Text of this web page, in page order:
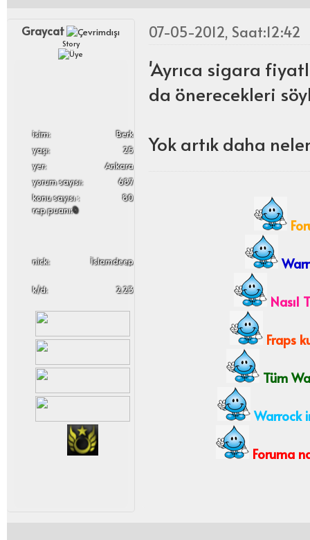
Graycat
Story
i̇sim:
Berk
yaşı:
25
yer:
Ankara
yorum sayısı:
687
konu sayısı :
80
rep puanı:0
nick: İslamdeep
k/d: 2.23
07-05-2012, Saat:12:42
'Ayrıca sigara
da önerecekleri
Yok artık daha
Nasıl
Fraps
Tüm
Warrock
Foruma